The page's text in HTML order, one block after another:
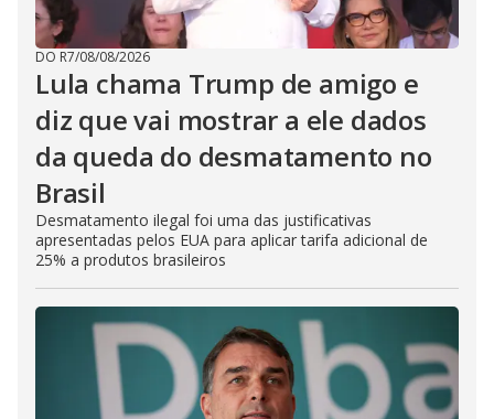
DO R7/08/08/2026
Lula chama Trump de amigo e
diz que vai mostrar a ele dados
da queda do desmatamento no
Brasil
Desmatamento ilegal foi uma das justificativas
apresentadas pelos EUA para aplicar tarifa adicional de
25% a produtos brasileiros